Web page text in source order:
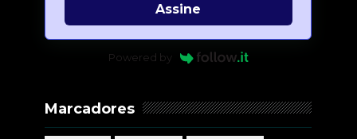
Assine
Powered by
Marcadores